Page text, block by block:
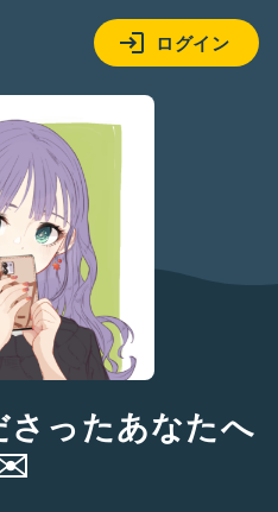
ログイン
ったあなたへ